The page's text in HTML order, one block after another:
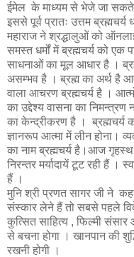
ईमेल के माध्यम से भेजे जा सकते
इससे पूर्व प्रातः उत्तम
महाराज ने श्रद्धालुओं को
समस्त धर्मों में ब्रह्मचर्य को एक
साधनाओं का मूल आधार है ।
असम्भव है । ब्रह्म का अर्थ है
वाला आचरण ब्रह्मचर्य है ।
का उद्देश्य वासना का निमन्त्रण
का केन्द्रीकरण है । ब्रह्मचर्य
ज्ञानरूप आत्मा में लीन होना।
का नाम ब्रह्मचर्य है।आज गृहस्थ
निरन्तर मर्यादायें टूट रही हैं ।
हैं ।
मुनि श्री प्रणत सागर जी ने
संस्कार लेने हैं तो सबसे पहले
कुत्सित साहित्य , फिल्मी
से बचना होगा । खानपान की
रखनी होगी ।